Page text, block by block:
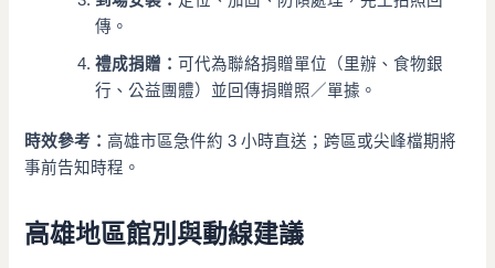
傳。
禮成捐贈： 可代為聯絡捐贈單位（里辦、食物銀
行、公益團體）並回傳捐贈照／單據。
時效參考：高雄市區急件約 3 小時直送；跨區或尖峰檔期將
事前告知時程。
高雄地區館別與動線建議